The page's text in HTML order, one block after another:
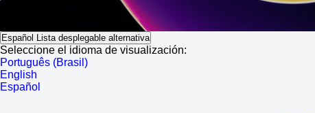
Español Lista desplegable alternativa
Seleccione el idioma de visualización:
Português (Brasil)
English
Español